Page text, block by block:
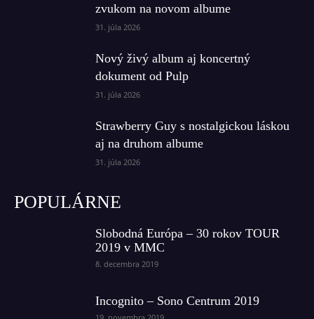
zvukom na novom albume
31. júla 2026
Nový živý album aj koncertný
dokument od Pulp
31. júla 2026
Strawberry Guy s nostalgickou láskou
aj na druhom albume
31. júla 2026
POPULÁRNE
Slobodná Európa – 30 rokov TOUR
2019 v MMC
8. decembra 2019
Incognito – Sono Centrum 2019